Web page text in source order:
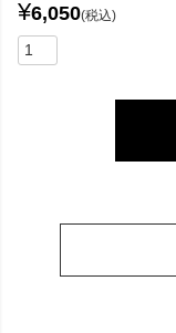
¥6,050 税込